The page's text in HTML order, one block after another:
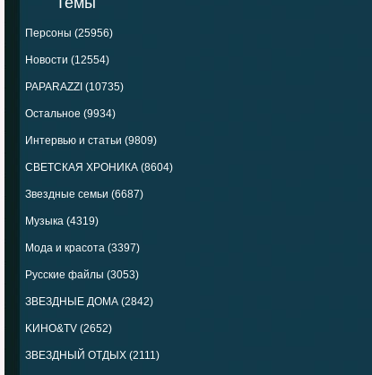
Персоны (25956)
Новости (12554)
PAPARAZZI (10735)
Остальное (9934)
Интервью и статьи (9809)
СВЕТСКАЯ ХРОНИКА (8604)
Звездные семьи (6687)
Музыка (4319)
Мода и красота (3397)
Русские файлы (3053)
ЗВЕЗДНЫЕ ДОМА (2842)
KИНО&TV (2652)
ЗВЕЗДНЫЙ ОТДЫХ (2111)